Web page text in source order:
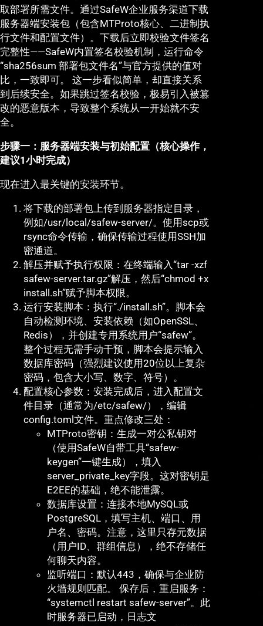
取部署所需文件。通过SafeW企业服务渠道下载
服务器端安装包（包含MTProto核心、二进制执
行文件和配置文件）。下载后立即校验文件签名
完整性——SafeW内置签名校验机制，运行命令
“sha256sum 部署包文件名”与官方提供的值对
比，一致即可。 这一步看似简单，却直接关系
到后续安全。如果跳过签名校验，极易引入被篡
改的恶意版本，导致整个系统从一开始就不安
全。
步骤一：服务器端安装与初始配置（核心操作，
建议1小时完成）
现在进入最关键的安装环节。
将下载的部署包上传到服务器指定目录，
例如/usr/local/safew-server/。使用scp或
rsync命令传输，确保传输过程使用SSH加
密通道。
解压并赋予执行权限：在终端输入“tar -xzf
safew-server.tar.gz”解压，然后“chmod +x
install.sh”赋予脚本权限。
运行安装脚本：执行“./install.sh”。脚本会
自动检测环境、安装依赖（如OpenSSL、
Redis），并创建专用系统用户“safew”。
整个过程无需手动干预，脚本会提示输入
数据库密码（强烈建议使用20位以上复杂
密码，包含大小写、数字、符号）。
配置核心参数：安装完成后，进入配置文
件目录（通常为/etc/safew/），编辑
config.toml文件。重点修改三处：
MTProto密钥：生成一对公私钥对
（使用SafeW自带工具“safew-
keygen”一键生成），填入
server_private_key字段。这对密钥是
E2EE的基础，绝不能泄露。
数据库设置：连接本地MySQL或
PostgreSQL，填写主机、端口、用
户名、密码。注意，这里只存元数据
（用户ID、群组信息），绝不存储任
何聊天内容。
监听端口：默认443，确保与企业防
火墙规则匹配。 保存后，重启服务：
“systemctl restart safew-server”。此
时服务器已启动，日志文